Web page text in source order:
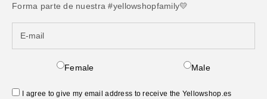
Forma parte de nuestra #yellowshopfamily💛
Female Male
I agree to give my email address to receive the Yellowshop.es